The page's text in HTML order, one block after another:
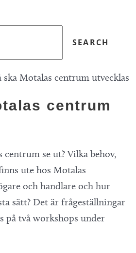
ska Motalas centrum utvecklas
centrum
se ut? Vilka behov,
ute hos Motalas
och handlare och hur
sätt? Det är frågeställningar
på två workshops under